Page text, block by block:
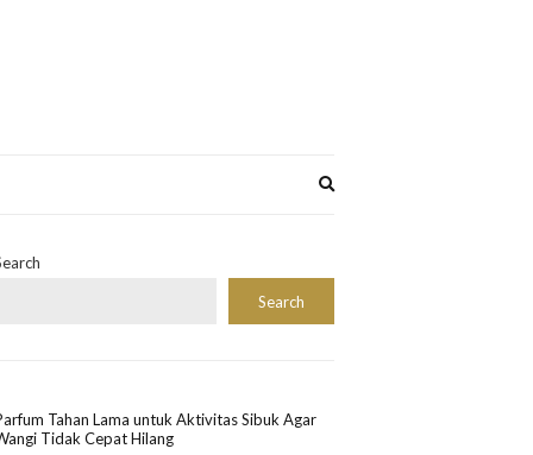
Search
Tahan Lama untuk Aktivitas Sibuk Agar
Tidak Cepat Hilang